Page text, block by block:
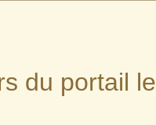
du portail